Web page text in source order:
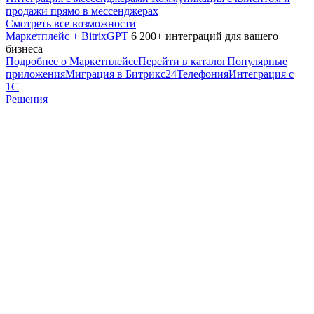
продажи прямо в мессенджерах
Смотреть все возможности
Маркетплейс + BitrixGPT 6 200+ интеграций для вашего
бизнеса
Подробнее о МаркетплейсеПерейти в каталогПопулярные
приложенияМиграция в Битрикс24ТелефонияИнтеграция с
1С
Решения